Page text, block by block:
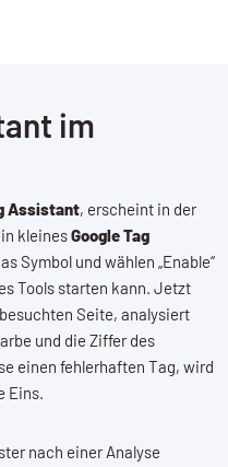
im
Assistant, erscheint in der
kleinesGoogle Tag
Symbol und wählen „Enable“
Tools starten kann. Jetzt
Seite, analysiert
und die Ziffer des
einen fehlerhaften Tag, wird
Eins.
nach einer Analyse